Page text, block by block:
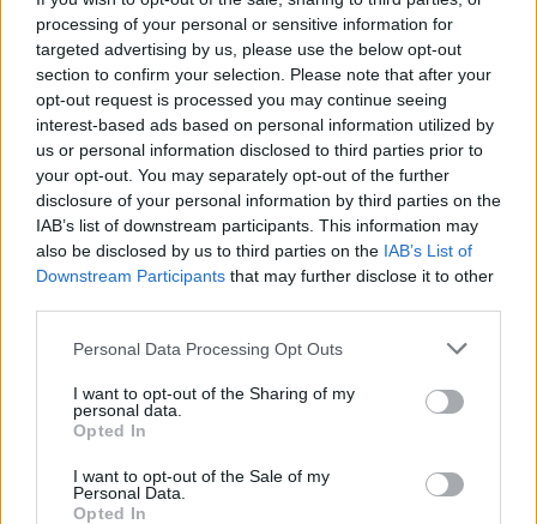
processing of your personal or sensitive information for
targeted advertising by us, please use the below opt-out
section to confirm your selection. Please note that after your
opt-out request is processed you may continue seeing
interest-based ads based on personal information utilized by
us or personal information disclosed to third parties prior to
your opt-out. You may separately opt-out of the further
disclosure of your personal information by third parties on the
IAB’s list of downstream participants. This information may
also be disclosed by us to third parties on the IAB’s List of
Downstream Participants that may further disclose it to other
Personal Data Processing Opt Outs
I want to opt-out of the Sharing of my
personal data.
Opted In
I want to opt-out of the Sale of my
Personal Data.
Opted In
Eric Wendt konfirmohet
nga Senati si ambasador i
SHBA-së në Shqipëri,
Trump
Futbolli librazhdas në zi,
ndahet nga jeta Besnik
Çota, ish-kapiten dhe ish-